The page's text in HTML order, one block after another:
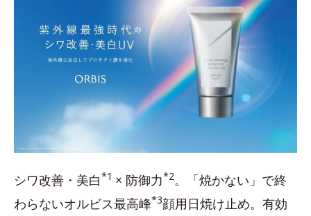
シワ改善・美白*1 × 防御力*2。「焼かない」で終
わらないオルビス最高峰*3顔用日焼け止め。有効